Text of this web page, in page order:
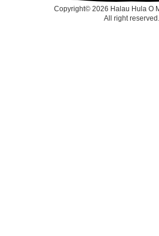
Copyright© 2026 Halau Hula O
All right reserved.